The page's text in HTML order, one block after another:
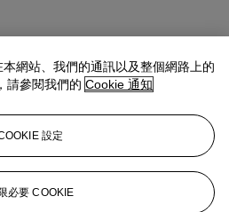
網站、我們的通訊以及整個網路上的
請參閱我們的 Cookie 通知
設定
必要 COOKIE